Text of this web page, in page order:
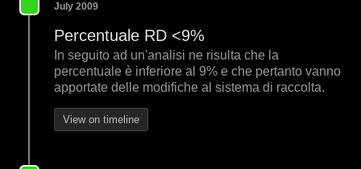
July 2009
Percentuale RD <9%
In seguito ad un'analisi ne risulta che la
percentuale è inferiore al 9% e che pertanto vanno
apportate delle modifiche al sistema di raccolta.
View on timeline